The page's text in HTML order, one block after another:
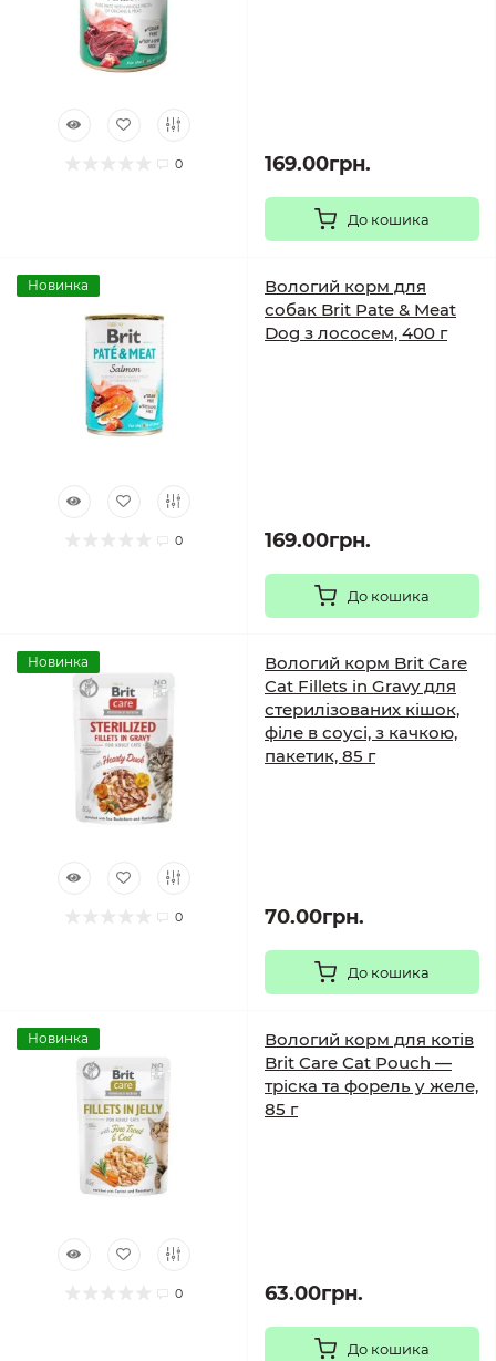
0 169.00грн.
До кошика
Новинка
0
Вологий корм для
собак Brit Pate & Meat
Dog з лососем, 400 г
169.00грн.
До кошика
Новинка
0
Вологий корм Brit Care
Cat Fillets in Gravy для
стерилізованих кішок,
філе в соусі, з качкою,
пакетик, 85 г
70.00грн.
До кошика
Новинка
0
Вологий корм для котів
Brit Care Cat Pouch —
тріска та форель у желе,
85 г
63.00грн.
До кошика